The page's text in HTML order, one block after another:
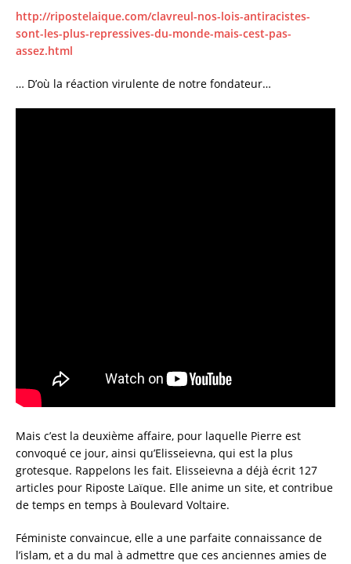
http://ripostelaique.com/clavreul-nos-lois-antiracistes-
sont-les-plus-repressives-du-monde-mais-cest-pas-
assez.html
… D’où la réaction virulente de notre fondateur…
Mais c’est la deuxième affaire, pour laquelle Pierre est
convoqué ce jour, ainsi qu’Elisseievna, qui est la plus
grotesque. Rappelons les fait. Elisseievna a déjà écrit 127
articles pour Riposte Laïque. Elle anime un site, et contribue
de temps en temps à Boulevard Voltaire.
Féministe convaincue, elle a une parfaite connaissance de
l’islam, et a du mal à admettre que ces anciennes amies de